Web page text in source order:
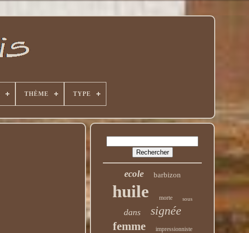
THÈME TYPE
ecole barbizon
huile morte sous
dans signée
femme impressionniste